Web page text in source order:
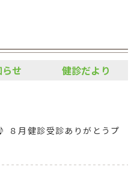
せ 健診だより
８月健診受診ありがとうプ